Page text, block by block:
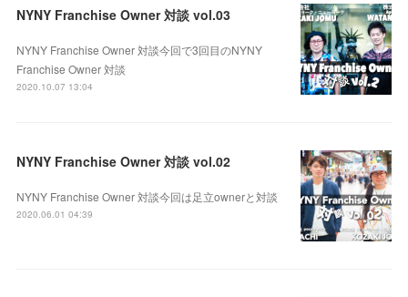
NYNY Franchise Owner 対談 vol.03
NYNY Franchise Owner 対談今回で3回目のNYNY
Franchise Owner 対談
2020.10.07 13:04
NYNY Franchise Owner 対談 vol.02
NYNY Franchise Owner 対談今回は足立ownerと対談
2020.06.01 04:39